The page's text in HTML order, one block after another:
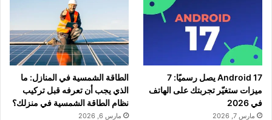
Android 17 يصل رسميًا: 7
ميزات ستغيّر تجربتك على الهاتف
في 2026
مارس 7, 2026
الطاقة الشمسية في المنازل: ما
الذي يجب أن تعرفه قبل تركيب
نظام الطاقة الشمسية في منزلك؟
مارس 6, 2026